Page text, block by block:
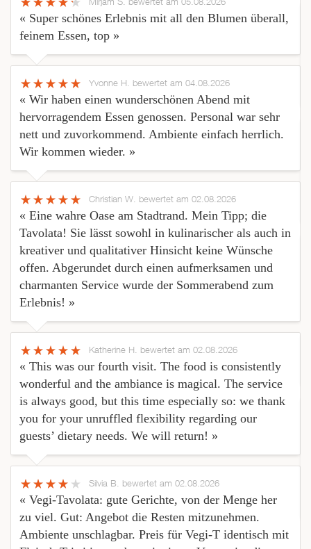
« Super schönes Erlebnis mit all den Blumen überall,
feinem Essen, top »
Yvonne H. bewertet am 04.08.2026
« Wir haben einen wunderschönen Abend mit
hervorragendem Essen genossen. Personal war sehr
nett und zuvorkommend. Ambiente einfach herrlich.
Wir kommen wieder. »
Christian W. bewertet am 02.08.2026
« Eine wahre Oase am Stadtrand. Mein Tipp; die
Tavolata! Sie lässt sowohl in kulinarischer als auch in
kreativer und qualitativer Hinsicht keine Wünsche
offen. Abgerundet durch einen aufmerksamen und
charmanten Service wurde der Sommerabend zum
Erlebnis! »
Katherine H. bewertet am 02.08.2026
« This was our fourth visit. The food is consistently
wonderful and the ambiance is magical. The service
is always good, but this time especially so: we thank
you for your unruffled flexibility regarding our
guests’ dietary needs. We will return! »
Silvia B. bewertet am 02.08.2026
« Vegi-Tavolata: gute Gerichte, von der Menge her
zu viel. Gut: Angebot die Resten mitzunehmen.
Ambiente unschlagbar. Preis für Vegi-T identisch mit